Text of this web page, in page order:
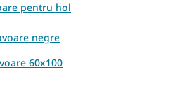
pentru hol
negre
60x100